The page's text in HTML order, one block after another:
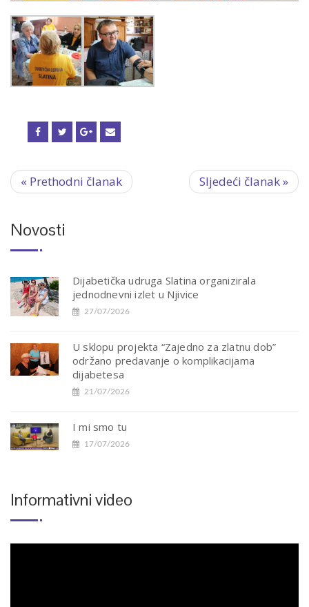
« Prethodni članak Sljedeći članak »
Novosti
Dijabetička udruga Slatina organizirala
jednodnevni izlet u Njivice
27/07/2026
U sklopu projekta “Zajedno za zlatnu dob”
održano predavanje o komplikacijama
dijabetesa
21/07/2026
I mi smo tu
17/07/2026
Informativni video